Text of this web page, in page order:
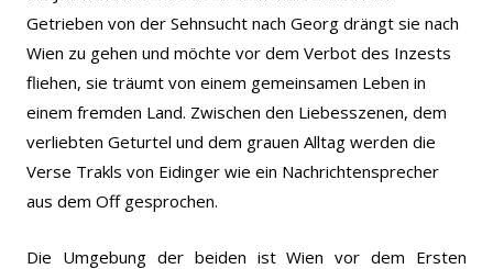
Getrieben von der Sehnsucht nach Georg drängt sie nach
Wien zu gehen und möchte vor dem Verbot des Inzests
fliehen, sie träumt von einem gemeinsamen Leben in
einem fremden Land. Zwischen den Liebesszenen, dem
verliebten Geturtel und dem grauen Alltag werden die
Verse Trakls von Eidinger wie ein Nachrichtensprecher
aus dem Off gesprochen.
Die Umgebung der beiden ist Wien vor dem Ersten